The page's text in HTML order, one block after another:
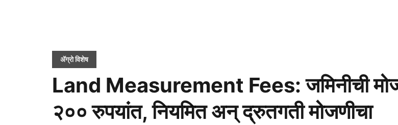
ॲग्रो विशेष
Land Measurement Fees: जमिनीची
२०० रुपयांत, नियमित अन् द्रुतगती मोजणीचा